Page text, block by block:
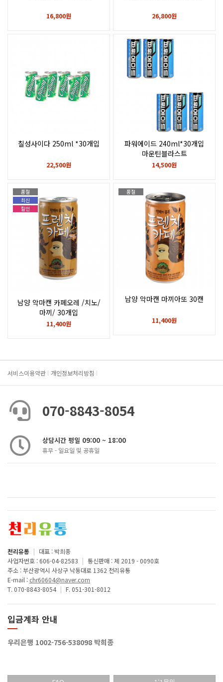
16,800원 26,800원
칠성사이다 250ml *30개입
22,500원
파워에이드 240ml*30개입
마운틴블라스트
14,500원
품절
최신
할인
남양 악마캔 카페오레 /치노/
마끼/ 30개입
11,400원
품절
남양 악마캔 마끼아또 30캔
11,400원
서비스이용약관 개인정보처리방침
070-8843-8054
상담시간 평일 09:00 ~ 18:00
휴무 - 일요일 및 공휴일
천리유통 | 대표 : 박희종
사업자번호 : 606-04-82583 | 통신판매 : 제 2019 - 0090호
주소 : 부산광역시 사상구 낙동대로 1362 천리유통
E-mail : chr60604@naver.com
T. 070-8843-8054 | F. 051-301-8012
입금계좌 안내
우리은행 1002-756-538098 박희종